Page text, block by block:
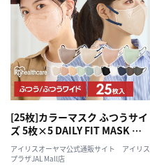
[25枚]カラーマスク ふつうサイ
ズ 5枚×5 DAILY FIT MASK ペ
ールベージュ
アイリスオーヤマ公式通販サイト アイリス
プラザJAL Mall店